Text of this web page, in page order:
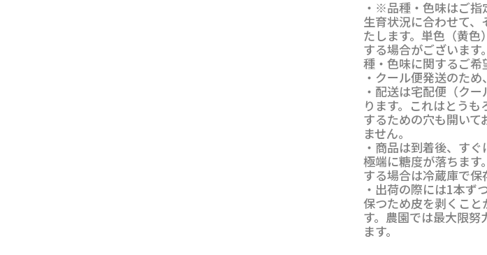
・※品種・色味はご指
生育状況に合わせて
たします。単色（黄
する場合がございま
種・色味に関するご希
・クール便発送のため
・配送は宅配便（ク
ります。これはとう
するための穴も開い
ません。
・商品は到着後、す
極端に糖度が落ちま
する場合は冷蔵庫で保
・出荷の際には1本ず
保つため皮を剥くこ
す。農園では最大限
ます。